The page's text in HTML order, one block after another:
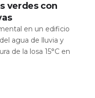
verdes con
en un edificio
agua de lluvia y
de la losa 15°C en